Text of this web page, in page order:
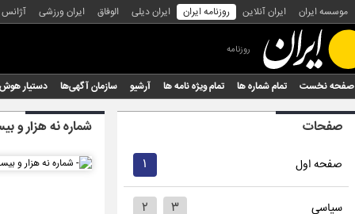
موسسه ایران ایران آنلاین روزنامه ایران ایران دیلی الوفاق ایران ورزشی
روزنامه
صفحه نخست تمام شماره ها تمام ویژه نامه ها آرشیو سازمان آگهی‌ها دستیار
صفحات
صفحه اول ۱
سیاسی ۲ ۳
شماره نه هزار و